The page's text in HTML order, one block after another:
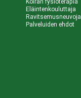
Koiran fysioterapia
Eläintenkouluttaja
Ravitsemusneuvoja
Palveluiden ehdot